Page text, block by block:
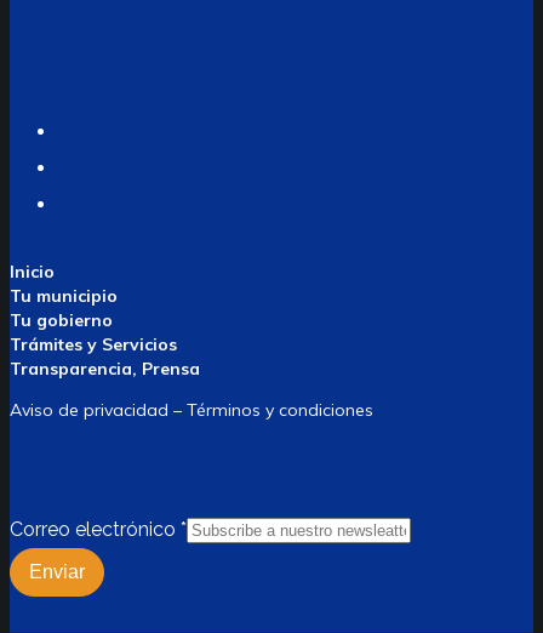
Inicio
Tu municipio
Tu gobierno
Trámites y Servicios
Transparencia, Prensa
Aviso de privacidad – Términos y condiciones
Correo electrónico *
Enviar